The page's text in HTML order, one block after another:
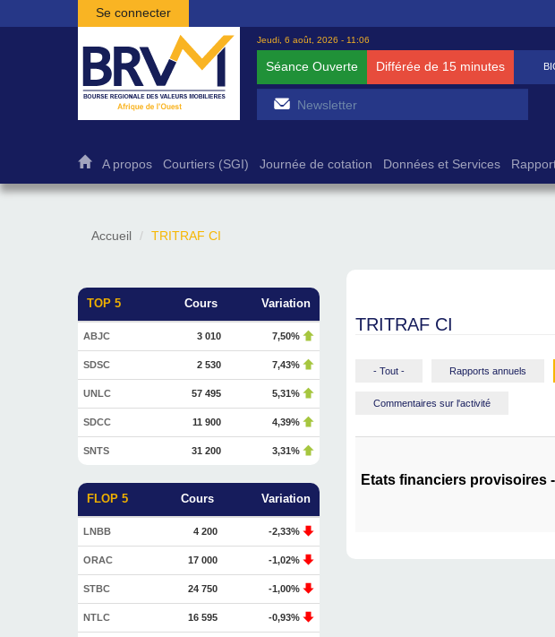
Aller au contenu principal
Se connecter
Jeudi, 6 août, 2026 - 11:06
Séance Ouverte Différée de 15 minutes
A propos Courtiers (SGI) Journée de cotation Données et Services
Accueil TRITRAF CI
TOP 5 Cours Variation
ABJC 3 010 7,50%
SDSC 2 530 7,43%
UNLC 57 495 5,31%
SDCC 11 900 4,39%
SNTS 31 200 3,31%
FLOP 5 Cours Variation
LNBB 4 200 -2,33%
ORAC 17 000 -1,02%
STBC 24 750 -1,00%
NTLC 16 595 -0,93%
TRITRAF CI
- Tout - Rapports annuels
Commentaires sur l'activité
Etats financiers provisoires